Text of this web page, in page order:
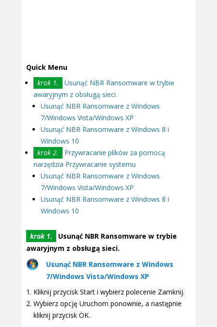
Quick Menu
krok 1.
Usunąć NBR Ransomware w trybie
awaryjnym z obsługą sieci.
Usunąć NBR Ransomware z Windows
7/Windows Vista/Windows XP
Usunąć NBR Ransomware z Windows 8 i
Windows 10
krok 2.
Przywracanie plików za pomocą
narzędzia Przywracanie systemu
Usunąć NBR Ransomware z Windows
7/Windows Vista/Windows XP
Usunąć NBR Ransomware z Windows 8 i
Windows 10
krok 1.
Usunąć NBR Ransomware w trybie
awaryjnym z obsługą sieci.
Usunąć NBR Ransomware z Windows
7/Windows Vista/Windows XP
Kliknij przycisk Start i wybierz polecenie Zamknij.
Wybierz opcję Uruchom ponownie, a następnie
kliknij przycisk OK.